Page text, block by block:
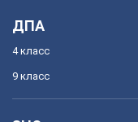
ДПА
4 класс
9 класс